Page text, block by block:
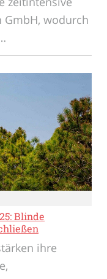
GmbH, wodurch
Blinde
ihre